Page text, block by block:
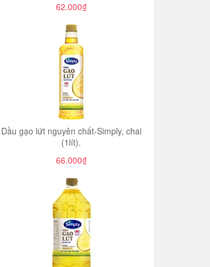
62.000₫
Dầu gạo lứt nguyên chất-Simply, chai
(1lít).
66.000₫